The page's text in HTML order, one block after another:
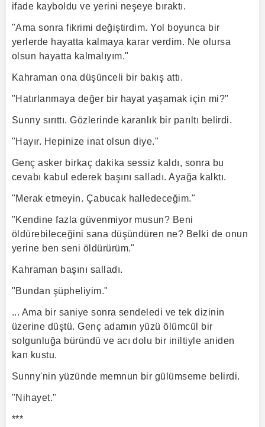
ifade kayboldu ve yerini neşeye bıraktı.
"Ama sonra fikrimi değiştirdim. Yol boyunca bir
yerlerde hayatta kalmaya karar verdim. Ne olursa
olsun hayatta kalmalıyım."
Kahraman ona düşünceli bir bakış attı.
"Hatırlanmaya değer bir hayat yaşamak için mi?"
Sunny sırıttı. Gözlerinde karanlık bir parıltı belirdi.
"Hayır. Hepinize inat olsun diye."
Genç asker birkaç dakika sessiz kaldı, sonra bu
cevabı kabul ederek başını salladı. Ayağa kalktı.
"Merak etmeyin. Çabucak halledeceğim."
"Kendine fazla güvenmiyor musun? Beni
öldürebileceğini sana düşündüren ne? Belki de onun
yerine ben seni öldürürüm."
Kahraman başını salladı.
"Bundan şüpheliyim."
... Ama bir saniye sonra sendeledi ve tek dizinin
üzerine düştü. Genç adamın yüzü ölümcül bir
solgunluğa büründü ve acı dolu bir iniltiyle aniden
kan kustu.
Sunny'nin yüzünde memnun bir gülümseme belirdi.
"Nihayet."
***